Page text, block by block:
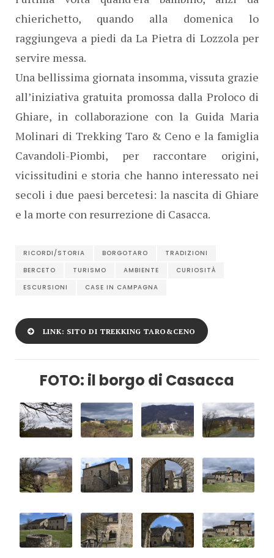
chierichetto, quando alla domenica lo
raggiungeva a piedi da La Pietra di Lozzola per
servire messa.
Una bellissima giornata insomma, vissuta grazie
all’iniziativa gratuita promossa dalla Proloco di
Ghiare, in collaborazione con la Guida Maria
Molinari di Trekking Taro & Ceno e la famiglia
Cavandoli-Piombi, per raccontare origini,
vicissitudini e storia che hanno interessato nei
secoli i due paesi bercetesi: la nascita di Ghiare
e la morte con resurrezione di Casacca.
RICORDI/STORIA BORGOTARO
TRADIZIONI
BERCETO
TURISMO AMBIENTE
CURIOSITÀ
ESCURSIONI
CASE IN CAMPAGNA
LINK: SITO DI TREKKING TARO&CENO
FOTO: il borgo di Casacca